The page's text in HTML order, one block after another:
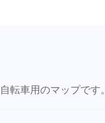
転車用のマップです。